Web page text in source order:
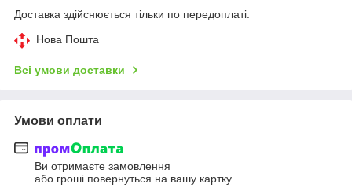
Доставка здійснюється тільки по передоплаті.
Нова Пошта
Всі умови доставки
Умови оплати
Ви отримаєте замовлення
або гроші повернуться на вашу картку